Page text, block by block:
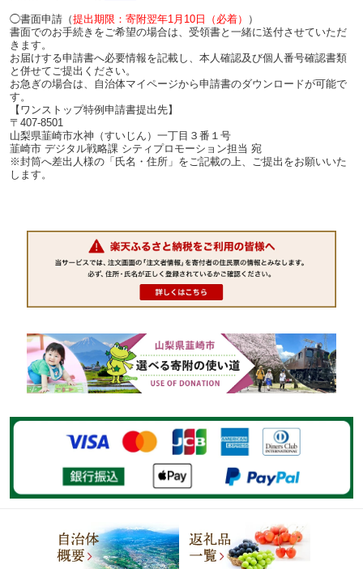
◯書面申請（提出期限：寄附翌年1月10日（必着）
）
書面でのお手続きをご希望の場合は、受領書と一緒に送付させていただ
きます。
お届けする申請書へ必要情報を記載し、本人確認及び個人番号確認書類
と併せてご提出ください。
お急ぎの場合は、自治体マイページから申請書のダウンロードが可能で
す。
【ワンストップ特例申請書提出先】
〒407-8501
山梨県韮崎市水神（すいじん）一丁目３番１号
韮崎市 デジタル戦略課 シティプロモーション担当 宛
※封筒へ差出人様の「氏名・住所」をご記載の上、ご提出をお願いいた
します。